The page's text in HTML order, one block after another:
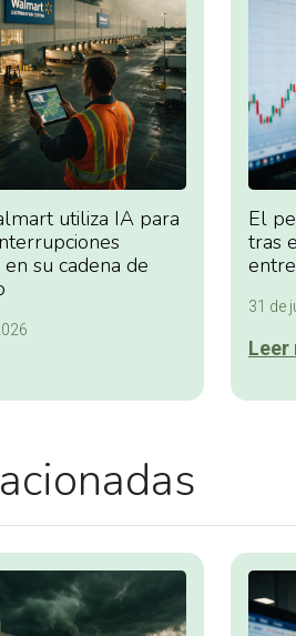
utiliza IA para
su cadena de
El
tras
31 de
Leer